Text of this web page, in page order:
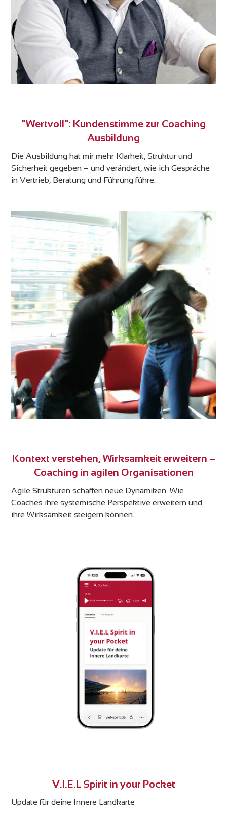
"Wertvoll": Kundenstimme zur Coaching
Ausbildung
Die Ausbildung hat mir mehr Klarheit, Struktur und
Sicherheit gegeben – und verändert, wie ich Gespräche
in Vertrieb, Beratung und Führung führe.
Kontext verstehen, Wirksamkeit erweitern –
Coaching in agilen Organisationen
Agile Strukturen schaffen neue Dynamiken. Wie
Coaches ihre systemische Perspektive erweitern und
ihre Wirksamkeit steigern können.
V.I.E.L Spirit in your Pocket
Update für deine Innere Landkarte